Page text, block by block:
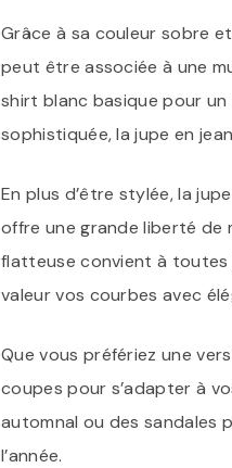
Grâce à sa couleur sobre
peut être associée à une
shirt blanc basique pour
sophistiquée, la jupe en
En plus d’être stylée, la
offre une grande liberté de
flatteuse convient à toutes
valeur vos courbes avec
Que vous préfériez une
coupes pour s’adapter à
automnal ou des sandales
l’année.